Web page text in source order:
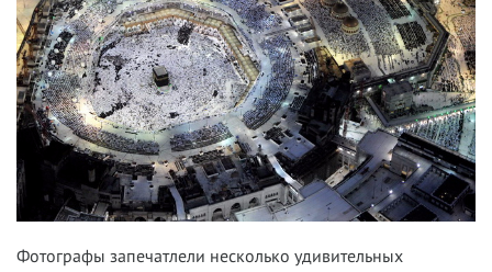
Фотографы запечатлели несколько удивительных